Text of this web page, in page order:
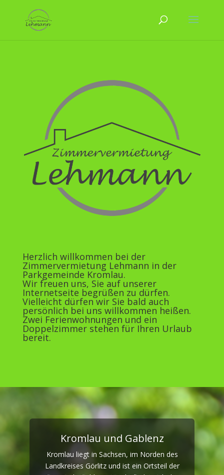
Herzlich willkommen bei der
Zimmervermietung Lehmann in der
Parkgemeinde Kromlau.
Wir freuen uns, Sie auf unserer
Internetseite begrüßen zu dürfen.
Vielleicht dürfen wir Sie bald auch
persönlich bei uns willkommen heißen.
Zwei Ferienwohnungen und ein
Doppelzimmer stehen für Ihren Urlaub
bereit.
Kromlau und Gablenz
Kromlau liegt in Sachsen, im Norden des
Landkreises Görlitz und ist ein Ortsteil der